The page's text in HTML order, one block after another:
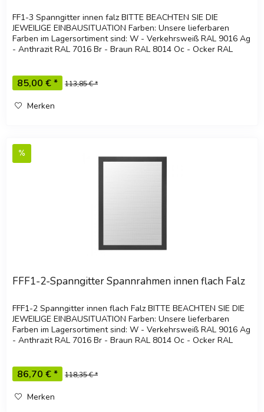
FF1-3 Spanngitter innen falz BITTE BEACHTEN SIE DIE
JEWEILIGE EINBAUSITUATION Farben: Unsere lieferbaren
Farben im Lagersortiment sind: W - Verkehrsweiß RAL 9016 Ag
- Anthrazit RAL 7016 Br - Braun RAL 8014 Oc - Ocker RAL
85,00 € * 113,85 € *
Merken
FFF1-2-Spanngitter Spannrahmen innen flach Falz
FFF1-2 Spanngitter innen flach Falz BITTE BEACHTEN SIE DIE
JEWEILIGE EINBAUSITUATION Farben: Unsere lieferbaren
Farben im Lagersortiment sind: W - Verkehrsweiß RAL 9016 Ag
- Anthrazit RAL 7016 Br - Braun RAL 8014 Oc - Ocker RAL
86,70 € * 118,35 € *
Merken